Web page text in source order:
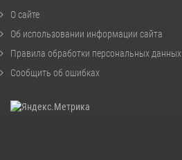
О сайте
Об использовании информации сайта
Правила обработки персональных данных
Сообщить об ошибках